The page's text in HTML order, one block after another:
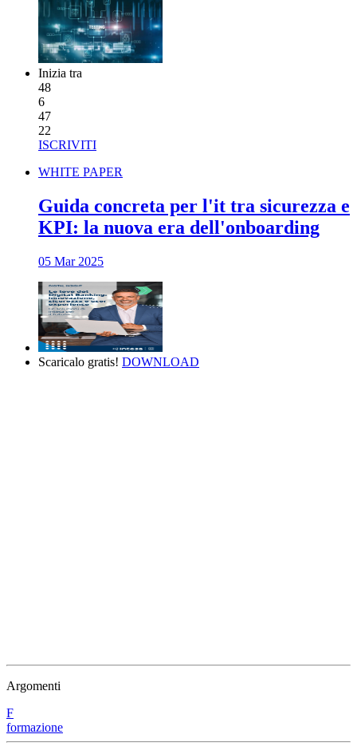
Inizia tra
48
6
47
21
ISCRIVITI
WHITE PAPER
Guida concreta per l'it tra sicurezza e
KPI: la nuova era dell'onboarding
05 Mar 2025
Scaricalo gratis! DOWNLOAD
Argomenti
F
formazione